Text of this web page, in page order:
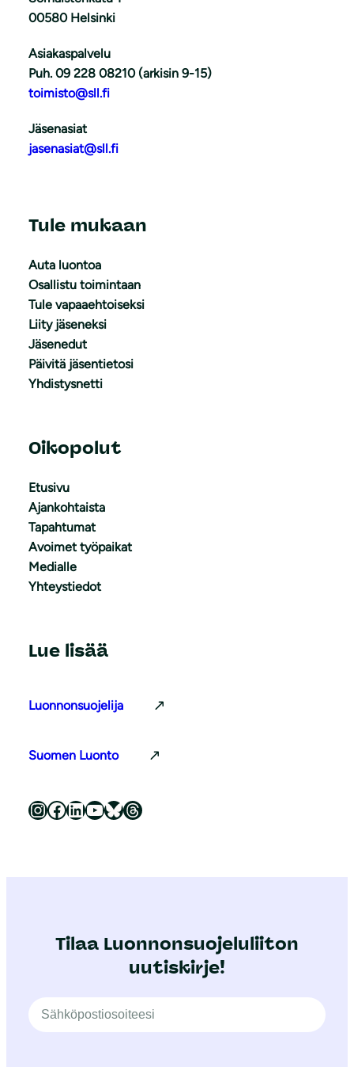
00580 Helsinki
Asiakaspalvelu
Puh. 09 228 08210 (arkisin 9-15)
toimisto@sll.fi
Jäsenasiat
jasenasiat@sll.fi
Tule mukaan
Auta luontoa
Osallistu toimintaan
Tule vapaaehtoiseksi
Liity jäseneksi
Jäsenedut
Päivitä jäsentietosi
Yhdistysnetti
Oikopolut
Etusivu
Ajankohtaista
Tapahtumat
Avoimet työpaikat
Medialle
Yhteystiedot
Lue lisää
Luonnonsuojelija
Suomen Luonto
Luonnonsuojeluliitto Instagramissa Luonnonsuojeluliitto Facebookissa Luonnonsuojeluliitto LinkedInissä Luonnonsuojeluliiton YouTube-kanava Luonnonsuojeluliitto Blueskyssa Luonnonsuojeluliitto Threadsissa
Tilaa Luonnonsuojeluliiton
uutiskirje!